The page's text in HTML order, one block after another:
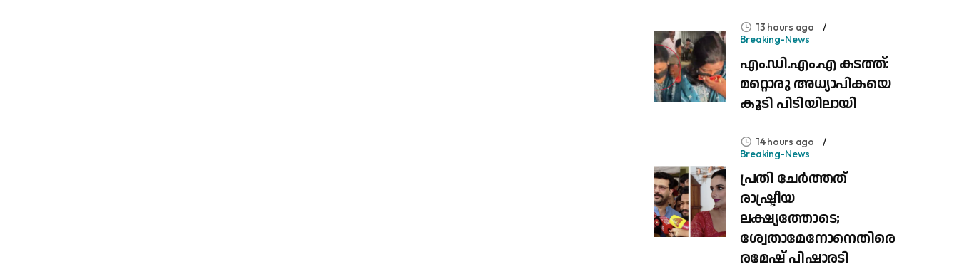
13 hours ago
Breaking-News
എം.ഡി.എം.എ കടത്ത്:
മറ്റൊരു അധ്യാപികയെ
കൂടി പിടിയിലായി
14 hours ago
Breaking-News
പ്രതി ചേർത്തത്
രാഷ്ട്രീയ
ലക്ഷ്യത്തോടെ;
ശ്വേതാമേനോനെതിരെ
രമേഷ് പിഷാരടി